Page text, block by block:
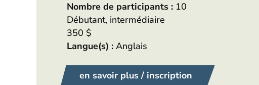
Nombre de participants : 10
Débutant, intermédiaire
350 $
Langue(s) : Anglais
en savoir plus / inscription